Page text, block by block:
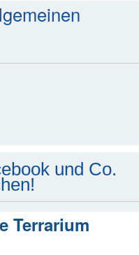
und Co.
Terrarium